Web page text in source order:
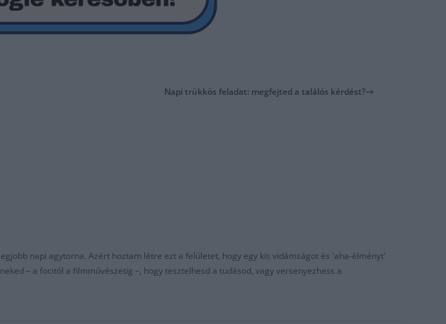
Napi trükkös feladat: megfejted a találós kérdést?
napi agytorna. Azért hoztam létre ezt a felületet, hogy egy kis vidámságot és 'aha-élményt'
– a focitól a filmművészetig –, hogy tesztelhesd a tudásod, vagy versenyezhess a